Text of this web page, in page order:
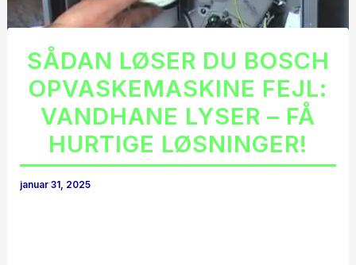
SÅDAN LØSER DU BOSCH
OPVASKEMASKINE FEJL:
VANDHANE LYSER – FÅ
HURTIGE LØSNINGER!
januar 31, 2025